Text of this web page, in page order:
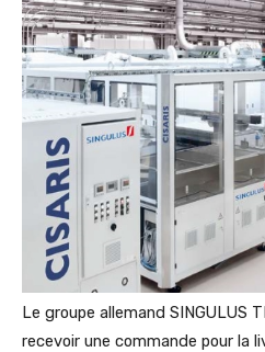
Le groupe allemand SINGULUS
recevoir une commande pour la